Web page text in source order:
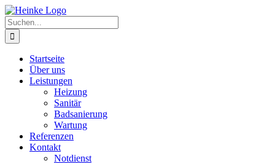
Zum
Inhalt
springen
Suche
nach:
Startseite
Über uns
Leistungen
Heizung
Sanitär
Badsanierung
Wartung
Referenzen
Kontakt
Notdienst